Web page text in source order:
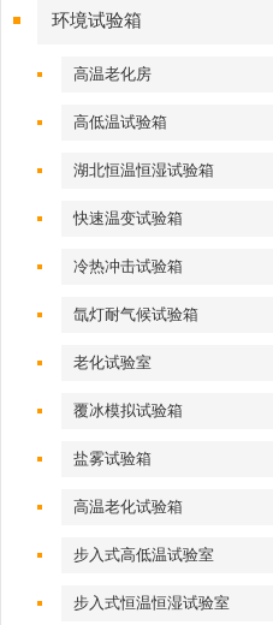
环境试验箱
高温老化房
高低温试验箱
湖北恒温恒湿试验箱
快速温变试验箱
冷热冲击试验箱
氙灯耐气候试验箱
老化试验室
覆冰模拟试验箱
盐雾试验箱
高温老化试验箱
步入式高低温试验室
步入式恒温恒湿试验室